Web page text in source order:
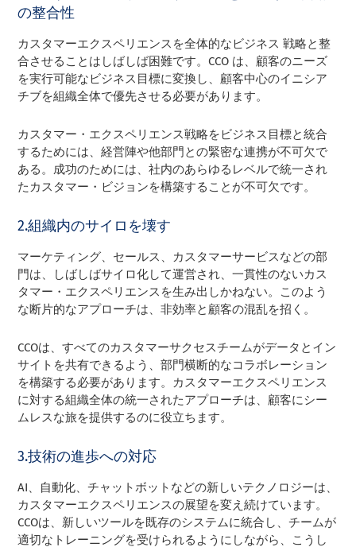
の整合性
カスタマーエクスペリエンスを全体的なビジネス 戦略と整
合させることはしばしば困難です。CCO は、顧客のニーズ
を実行可能なビジネス目標に変換し、顧客中心のイニシア
チブを組織全体で優先させる必要があります。
カスタマー・エクスペリエンス戦略をビジネス目標と統合
するためには、経営陣や他部門との緊密な連携が不可欠で
ある。成功のためには、社内のあらゆるレベルで統一され
たカスタマー・ビジョンを構築することが不可欠です。
2.組織内のサイロを壊す
マーケティング、セールス、カスタマーサービスなどの部
門は、しばしばサイロ化して運営され、一貫性のないカス
タマー・エクスペリエンスを生み出しかねない。このよう
な断片的なアプローチは、非効率と顧客の混乱を招く。
CCOは、すべてのカスタマーサクセスチームがデータとイン
サイトを共有できるよう、部門横断的なコラボレーション
を構築する必要があります。カスタマーエクスペリエンス
に対する組織全体の統一されたアプローチは、顧客にシー
ムレスな旅を提供するのに役立ちます。
3.技術の進歩への対応
AI、自動化、チャットボットなどの新しいテクノロジーは、
カスタマーエクスペリエンスの展望を変え続けています。
CCOは、新しいツールを既存のシステムに統合し、チームが
適切なトレーニングを受けられるようにしながら、こうし